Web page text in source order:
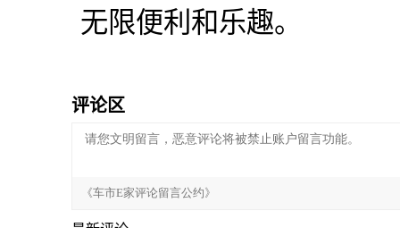
无限便利和乐趣。
评论区